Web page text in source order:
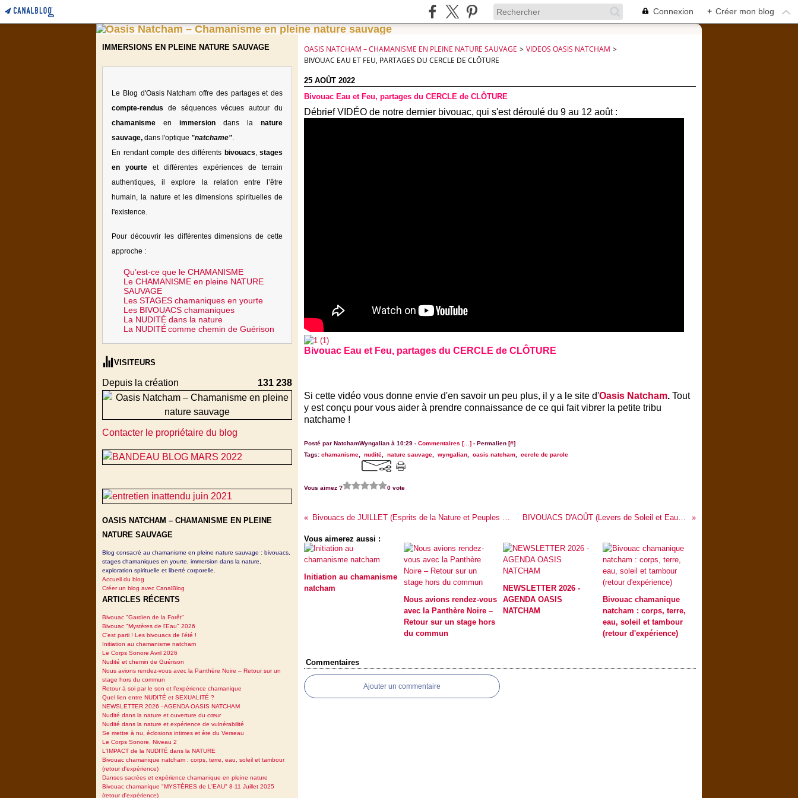
Connexion + Créer mon blog
IMMERSIONS EN PLEINE NATURE SAUVAGE
Le Blog d'Oasis Natcham offre des partages et des
compte-rendus de séquences vécues autour du
chamanisme en immersion dans la nature
sauvage, dans l'optique "natchame".
En rendant compte des différents bivouacs, stages
en yourte et différentes expériences de terrain
authentiques, il explore la relation entre l’être
humain, la nature et les dimensions spirituelles de
l'existence.
Pour découvrir les différentes dimensions de cette
approche :
Qu’est-ce que le CHAMANISME
Le CHAMANISME en pleine NATURE
SAUVAGE
Les STAGES chamaniques en yourte
Les BIVOUACS chamaniques
La NUDITÉ dans la nature
La NUDITÉcomme chemin de Guérison
VISITEURS
Depuis la création 131 238
Contacter le propriétaire du blog
OASIS NATCHAM – CHAMANISME EN PLEINE
NATURE SAUVAGE
Blog consacré au chamanisme en pleine nature sauvage : bivouacs,
stages chamaniques en yourte, immersion dans la nature,
exploration spirituelle et liberté corporelle.
Accueil du blog
Créer un blog avec CanalBlog
ARTICLES RÉCENTS
Bivouac "Gardien de la Forêt"
Bivouac "Mystères de l'Eau" 2026
C'est parti ! Les bivouacs de l'été !
Initiation au chamanisme natcham
Le Corps Sonore Avril 2026
Nudité et chemin de Guérison
Nous avions rendez-vous avec la Panthère Noire – Retour sur un
stage hors du commun
Retour à soi par le son et l’expérience chamanique
Quel lien entre NUDITÉ et SEXUALITÉ ?
NEWSLETTER 2026 - AGENDA OASIS NATCHAM
Nudité dans la nature et ouverture du cœur
Nudité dans la nature et expérience de vulnérabilité
Se mettre à nu, éclosions intimes et ère du Verseau
Le Corps Sonore, Niveau 2
L'IMPACT de la NUDITÉ dans la NATURE
Bivouac chamanique natcham : corps, terre, eau, soleil et tambour
(retour d'expérience)
Danses sacrées et expérience chamanique en pleine nature
Bivouac chamanique "MYSTÈRES de L'EAU" 8-11 Juillet 2025
(retour d'expérience)
OASIS NATCHAM – CHAMANISME EN PLEINE NATURE SAUVAGE > VIDEOS OASIS NATCHAM >
BIVOUAC EAU ET FEU, PARTAGES DU CERCLE DE CLÔTURE
25 AOÛT 2022
Bivouac Eau et Feu, partages du CERCLE de CLÔTURE
Débrief VIDÉO de notre dernier bivouac, qui s'est déroulé du 9 au 12 août :
Bivouac Eau et Feu, partages du CERCLE de CLÔTURE
Si cette vidéo vous donne envie d'en savoir un peu plus, il y a le site d'Oasis Natcham. Tout
y est conçu pour vous aider à prendre connaissance de ce qui fait vibrer la petite tribu
natchame !
Posté par NatchamWyngalian à 10:29 - Commentaires [… ] - Permalien [#]
Tags: chamanisme nudité nature sauvage wyngalian oasis natcham cercle de parole
Vous aimez ? 0 vote
Bivouacs de JUILLET (Esprits de la Nature et Peuples Premiers) BIVOUACS D'AOÛT (Levers de Soleil et Eau et Feu)
Vous aimerez aussi :
Initiation au chamanisme
natcham
Nous avions rendez-vous
avec la Panthère Noire –
Retour sur un stage hors
du commun
NEWSLETTER 2026 -
AGENDA OASIS
NATCHAM
Bivouac chamanique
natcham : corps, terre,
eau, soleil et tambour
(retour d'expérience)
Commentaires
Ajouter un commentaire